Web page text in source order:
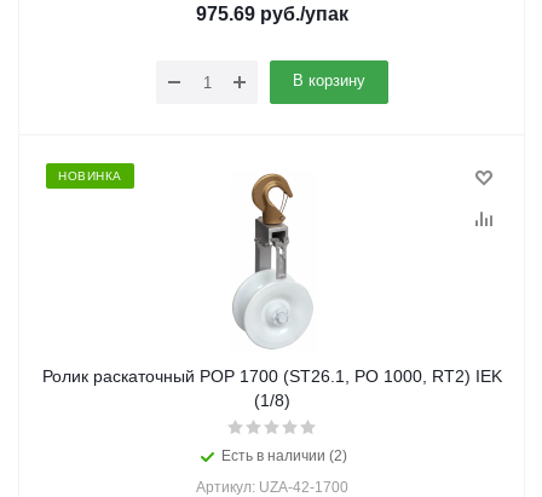
975.69 руб./упак
В корзину
НОВИНКА
Ролик раскаточный РОР 1700 (ST26.1, PO 1000, RT2) IEK
(1/8)
Есть в наличии (2)
Артикул: UZA-42-1700